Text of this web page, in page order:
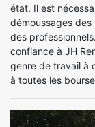
état. Il est
démoussages
des
confiance à JH
genre de travail à
à toutes les